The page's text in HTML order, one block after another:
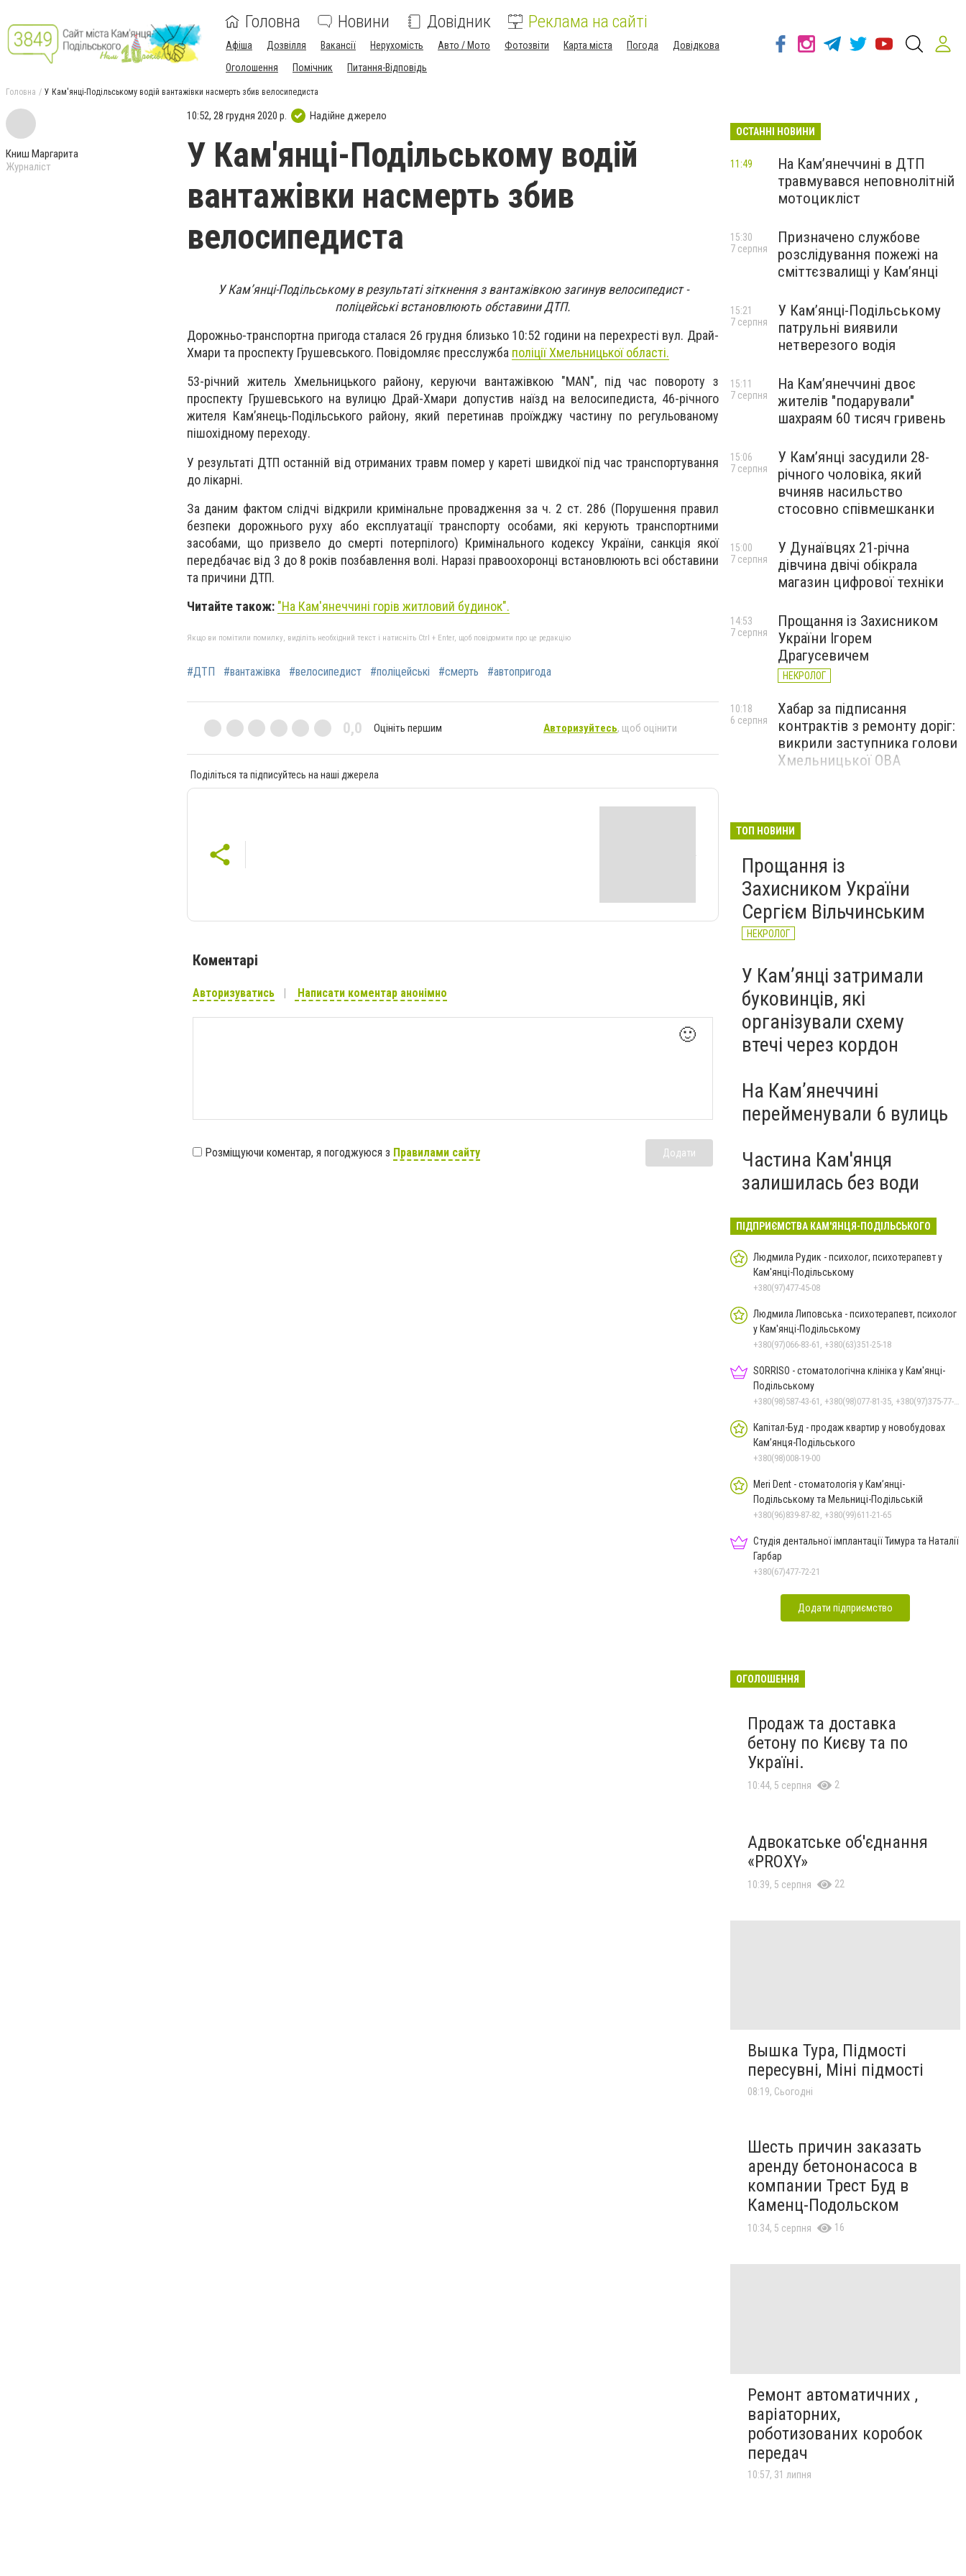
Головна Новини Довідник Реклама на сайті
Афіша Дозвілля Вакансії Нерухомість Авто / Мото Фотозвіти Карта міста Погода
Довідкова
Оголошення
Помічник Питання-Відповідь
Головна У Кам'янці-Подільському водій вантажівки насмерть збив велосипедиста
Книш Маргарита
Журналіст
10:52, 28 грудня 2020 р. Надійне джерело
У Кам'янці-Подільському водій
вантажівки насмерть збив
велосипедиста
У Кам’янці-Подільському в результаті зіткнення з вантажівкою загинув велосипедист -
поліцейські встановлюють обставини ДТП.
Дорожньо-транспортна пригода сталася 26 грудня близько 10:52 години на перехресті вул. Драй-
Хмари та проспекту Грушевського. Повідомляє пресслужба поліції Хмельницької області.
53-річний житель Хмельницького району, керуючи вантажівкою "MAN", під час повороту з
проспекту Грушевського на вулицю Драй-Хмари допустив наїзд на велосипедиста, 46-річного
жителя Кам’янець-Подільського району, який перетинав проїжджу частину по регульованому
пішохідному переходу.
У результаті ДТП останній від отриманих травм помер у кареті швидкої під час транспортування
до лікарні.
За даним фактом слідчі відкрили кримінальне провадження за ч. 2 ст. 286 (Порушення правил
безпеки дорожнього руху або експлуатації транспорту особами, які керують транспортними
засобами, що призвело до смерті потерпілого) Кримінального кодексу України, санкція якої
передбачає від 3 до 8 років позбавлення волі. Наразі правоохоронці встановлюють всі обставини
та причини ДТП.
Читайте також: "На Кам'янеччині горів житловий будинок".
Якщо ви помітили помилку, виділіть необхідний текст і натисніть Ctrl + Enter, щоб повідомити про це редакцію
#ДТП #вантажівка #велосипедист #поліцейські #смерть #автопригода
0,0 Оцініть першим Авторизуйтесь, щоб оцінити
Поділіться та підписуйтесь на наші джерела
Коментарі
Авторизуватись Написати коментар анонімно
🙂
Розміщуючи коментар, я погоджуюся з Правилами сайту Додати
ОСТАННІ НОВИНИ
На Кам’янеччині в ДТП
травмувався неповнолітній
мотоцикліст
11:49
Призначено службове
розслідування пожежі на
сміттєзвалищі у Кам’янці
15:30
7 серпня
У Кам’янці-Подільському
патрульні виявили
нетверезого водія
15:21
7 серпня
На Камʼянеччині двоє
жителів "подарували"
шахраям 60 тисяч гривень
15:11
7 серпня
У Камʼянці засудили 28-
річного чоловіка, який
вчиняв насильство
стосовно співмешканки
15:06
7 серпня
У Дунаївцях 21-річна
дівчина двічі обікрала
магазин цифрової техніки
15:00
7 серпня
Прощання із Захисником
України Ігорем
Драгусевичем
НЕКРОЛОГ
14:53
7 серпня
Хабар за підписання
контрактів з ремонту доріг:
викрили заступника голови
Хмельницької ОВА
10:18
6 серпня
ТОП НОВИНИ
Прощання із
Захисником України
Сергієм Вільчинським
НЕКРОЛОГ
У Кам’янці затримали
буковинців, які
організували схему
втечі через кордон
На Камʼянеччині
перейменували 6 вулиць
Частина Кам'янця
залишилась без води
ПІДПРИЄМСТВА КАМ'ЯНЦЯ-ПОДІЛЬСЬКОГО
Людмила Рудик - психолог, психотерапевт у
Кам'янці-Подільському
+380(97)477-45-08
Людмила Липовська - психотерапевт, психолог
у Кам'янці-Подільському
+380(97)066-83-61, +380(63)351-25-18
SORRISO - стоматологічна клініка у Кам'янці-
Подільському
+380(98)587-43-61, +380(98)077-81-35, +380(97)375-77-72, +380(97)982-31-07
Капітал-Буд - продаж квартир у новобудовах
Кам’янця-Подільського
+380(98)008-19-00
Meri Dent - стоматологія у Кам’янці-
Подільському та Мельниці-Подільській
+380(96)839-87-82, +380(99)611-21-65
Студія дентальної імплантації Тимура та Наталії
Гарбар
+380(67)477-72-21
Додати підприємство
ОГОЛОШЕННЯ
Продаж та доставка
бетону по Києву та по
Україні.
10:44, 5 серпня 2
Адвокатське об'єднання
«PROXY»
10:39, 5 серпня 22
Вышка Тура, Підмості
пересувні, Міні підмості
08:19, Сьогодні
Шесть причин заказать
аренду бетононасоса в
компании Трест Буд в
Каменц-Подольском
10:34, 5 серпня 16
Ремонт автоматичних ,
варіаторних,
роботизованих коробок
передач
10:57, 31 липня